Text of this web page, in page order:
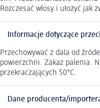
Rozczesać włosy i ułożyć jak
Informacje dotyczące
Przechowywać z dala od
powierzchni. Zakaz palenia.
przekraczających 50°C.
Dane producenta/